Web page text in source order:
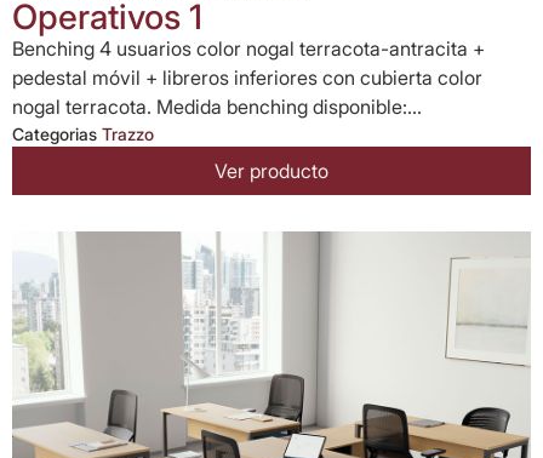
Operativos 1
Benching 4 usuarios color nogal terracota-antracita +
pedestal móvil + libreros inferiores con cubierta color
nogal terracota. Medida benching disponible:...
Categorias Trazzo
Ver producto